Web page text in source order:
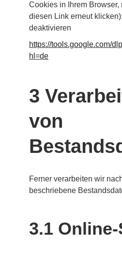
Cookies in Ihrem Browser,
diesen Link erneut
deaktivieren
https://tools.google.com/
hl=de
3
von
Ferner verarbeiten wir
beschriebene
3.1